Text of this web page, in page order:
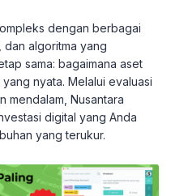
dengan berbagai
algoritma yang
sama: bagaimana aset
nyata. Melalui evaluasi
mendalam, Nusantara
digital yang Anda
yang terukur.